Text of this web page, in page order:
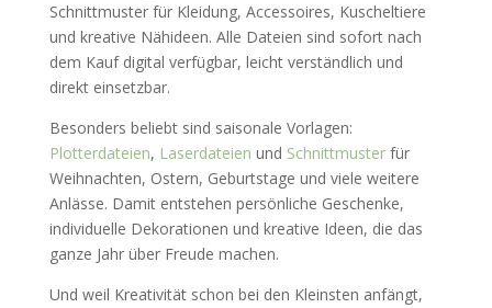
Schnittmuster für Kleidung, Accessoires, Kuscheltiere
und kreative Nähideen. Alle Dateien sind sofort nach
dem Kauf digital verfügbar, leicht verständlich und
direkt einsetzbar.
Besonders beliebt sind saisonale Vorlagen:
Plotterdateien, Laserdateien und Schnittmusterfür
Weihnachten, Ostern, Geburtstage und viele weitere
Anlässe. Damit entstehen persönliche Geschenke,
individuelle Dekorationen und kreative Ideen, die das
ganze Jahr über Freude machen.
Und weil Kreativität schon bei den Kleinsten anfängt,